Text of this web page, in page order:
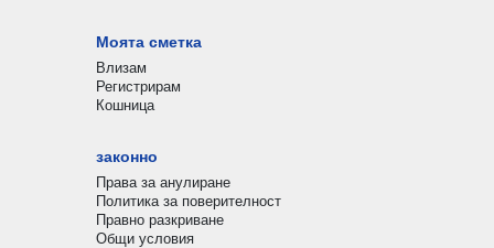
Моята сметка
Влизам
Регистрирам
Кошница
законно
Права за анулиране
Политика за поверителност
Правно разкриване
Общи условия